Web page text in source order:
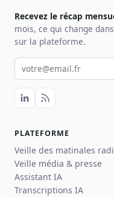
Recevez le récap
mois, ce qui change
sur la plateforme.
Votre email pour la
PLATEFORME
Veille des matinales
Veille média & presse
Assistant IA
Transcriptions IA